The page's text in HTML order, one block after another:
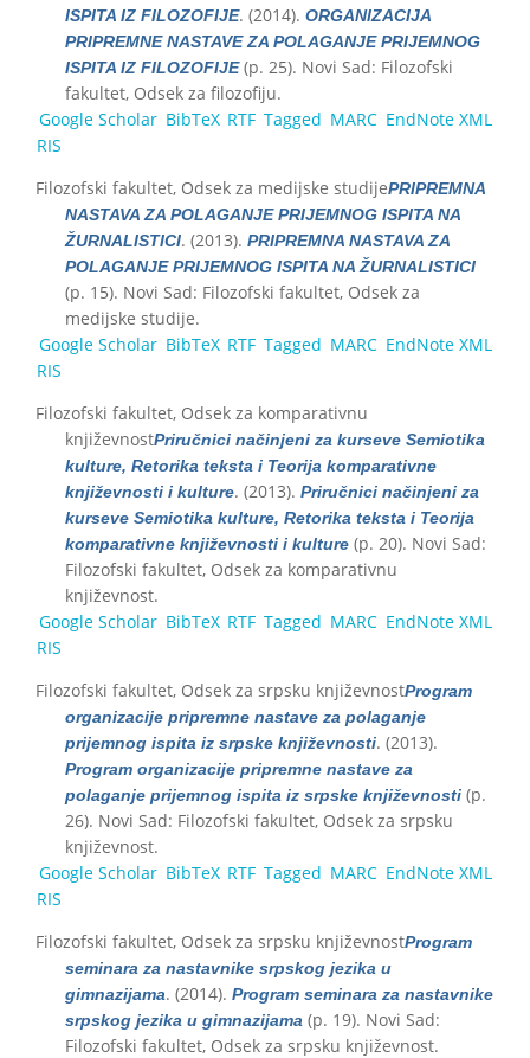
ISPITA IZ FILOZOFIJE. (2014). ORGANIZACIJA
PRIPREMNE NASTAVE ZA POLAGANJE PRIJEMNOG
ISPITA IZ FILOZOFIJE(p. 25). Novi Sad: Filozofski
fakultet, Odsek za filozofiju.
Google Scholar BibTeX RTF Tagged MARC EndNote XML
RIS
Filozofski fakultet, Odsek za medijske studijePRIPREMNA
NASTAVA ZA POLAGANJE PRIJEMNOG ISPITA NA
ŽURNALISTICI. (2013). PRIPREMNA NASTAVA ZA
POLAGANJE PRIJEMNOG ISPITA NA ŽURNALISTICI
(p. 15). Novi Sad: Filozofski fakultet, Odsek za
medijske studije.
Google Scholar BibTeX RTF Tagged MARC EndNote XML
RIS
Filozofski fakultet, Odsek za komparativnu
književnostPriručnici načinjeni za kurseve Semiotika
kulture, Retorika teksta i Teorija komparativne
književnosti i kulture. (2013). Priručnici načinjeni za
kurseve Semiotika kulture, Retorika teksta i Teorija
komparativne književnosti i kulture (p. 20). Novi Sad:
Filozofski fakultet, Odsek za komparativnu
književnost.
Google Scholar BibTeX RTF Tagged MARC EndNote XML
RIS
Filozofski fakultet, Odsek za srpsku književnostProgram
organizacije pripremne nastave za polaganje
prijemnog ispita iz srpske književnosti. (2013).
Program organizacije pripremne nastave za
polaganje prijemnog ispita iz srpske književnosti (p.
26). Novi Sad: Filozofski fakultet, Odsek za srpsku
književnost.
Google Scholar BibTeX RTF Tagged MARC EndNote XML
RIS
Filozofski fakultet, Odsek za srpsku književnostProgram
seminara za nastavnike srpskog jezika u
gimnazijama. (2014). Program seminara za nastavnike
srpskog jezika u gimnazijama (p. 19). Novi Sad:
Filozofski fakultet, Odsek za srpsku književnost.